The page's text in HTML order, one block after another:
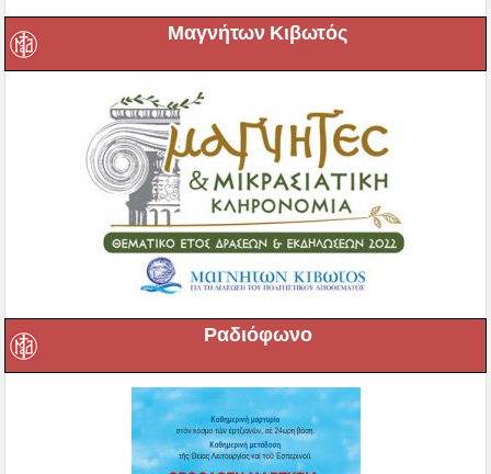
Μαγνήτων Κιβωτός
Ραδιόφωνο